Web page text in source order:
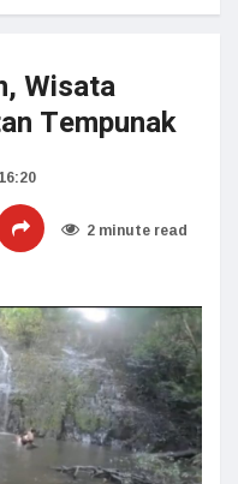
Wisata
Tempunak
2 minute read